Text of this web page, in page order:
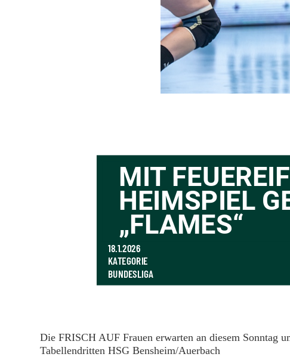
MIT
HEIMSPIEL
„FLAMES“
18.1.2026
KATEGORIE
BUNDESLIGA
Die FRISCH AUF Frauen erwarten an diesem Sonntag
Tabellendritten HSG Bensheim/Auerbach